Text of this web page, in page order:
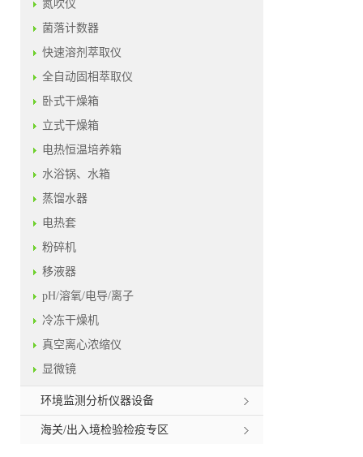
氮吹仪
菌落计数器
快速溶剂萃取仪
全自动固相萃取仪
卧式干燥箱
立式干燥箱
电热恒温培养箱
水浴锅、水箱
蒸馏水器
电热套
粉碎机
移液器
pH/溶氧/电导/离子
冷冻干燥机
真空离心浓缩仪
显微镜
环境监测分析仪器设备
海关/出入境检验检疫专区